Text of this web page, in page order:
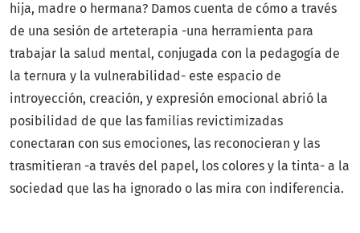
hija, madre o hermana? Damos cuenta de cómo a través
de una sesión de arteterapia -una herramienta para
trabajar la salud mental, conjugada con la pedagogía de
la ternura y la vulnerabilidad- este espacio de
introyección, creación, y expresión emocional abrió la
posibilidad de que las familias revictimizadas
conectaran con sus emociones, las reconocieran y las
trasmitieran -a través del papel, los colores y la tinta- a la
sociedad que las ha ignorado o las mira con indiferencia.